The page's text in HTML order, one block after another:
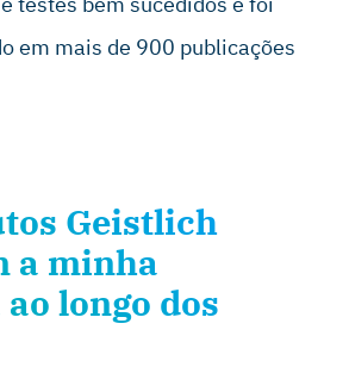
em mais de 900 publicações
Geistlich
a minha
longo dos